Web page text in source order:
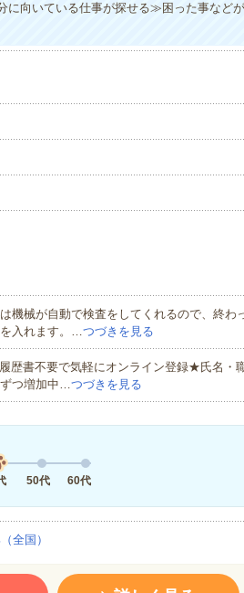
に向いている仕事が探せる≫困った事などが
機械が自動で検査をしてくれるので、終わ
入れます。…つづきを見る
歴書不要で気軽にオンライン登録★氏名・
つ増加中…つづきを見る
50代 60代
全国）